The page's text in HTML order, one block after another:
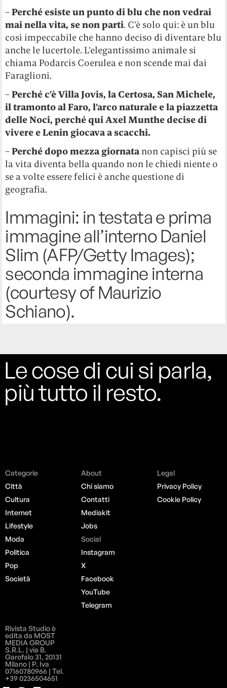
–Perché esiste un punto di blu che non vedrai
mai nella vita, se non parti. C’è solo qui: è un blu
così impeccabile che hanno deciso di diventare blu
anche le lucertole. L’elegantissimo animale si
chiama Podarcis Coerulea e non scende mai dai
Faraglioni.
–Perché c’è Villa Jovis, la Certosa, San Michele,
il tramonto al Faro, l’arco naturale e la piazzetta
delle Noci, perché qui Axel Munthe decise di
vivere e Lenin giocava a scacchi.
–Perché dopo mezza giornata non capisci più se
la vita diventa bella quando non le chiedi niente o
se a volte essere felici è anche questione di
geografia.
Immagini: in testata e prima
immagine all’interno Daniel
Slim (AFP/Getty Images);
seconda immagine interna
(courtesy of Maurizio
Schiano).
Le cose di cui si parla,
più tutto il resto.
Categorie
Città
Cultura
Internet
Lifestyle
Moda
Politica
Pop
Società
About
Chi siamo
Contatti
Mediakit
Jobs
Social
Instagram
X
Facebook
YouTube
Telegram
Legal
Privacy Policy
Cookie Policy
Rivista Studio è
edita da MOST
MEDIA GROUP
S.R.L. | via B.
Garofalo 31, 20131
Milano | P. Iva
07160780966 | Tel.
+39 0236504651